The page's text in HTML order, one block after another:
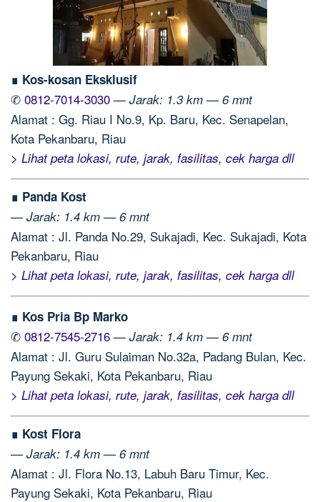
∎ Kos-kosan Eksklusif
✆ 0812-7014-3030 — Jarak: 1.3 km — 6 mnt
Alamat : Gg. Riau I No.9, Kp. Baru, Kec. Senapelan,
Kota Pekanbaru, Riau
> Lihat peta lokasi, rute, jarak, fasilitas, cek harga dll
∎ Panda Kost
— Jarak: 1.4 km — 6 mnt
Alamat : Jl. Panda No.29, Sukajadi, Kec. Sukajadi, Kota
Pekanbaru, Riau
> Lihat peta lokasi, rute, jarak, fasilitas, cek harga dll
∎ Kos Pria Bp Marko
✆ 0812-7545-2716 — Jarak: 1.4 km — 6 mnt
Alamat : Jl. Guru Sulaiman No.32a, Padang Bulan, Kec.
Payung Sekaki, Kota Pekanbaru, Riau
> Lihat peta lokasi, rute, jarak, fasilitas, cek harga dll
∎ Kost Flora
— Jarak: 1.4 km — 6 mnt
Alamat : Jl. Flora No.13, Labuh Baru Timur, Kec.
Payung Sekaki, Kota Pekanbaru, Riau